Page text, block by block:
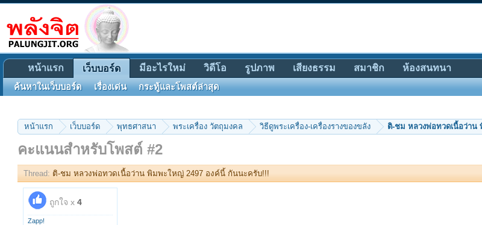
หน้าแรก เว็บบอร์ด พุทธศาสนา พระเครื่อง วัตถุมงคล วิธีดูพระเครื่อง-เครื่องรางของขลัง ติ-ชม หลวงพ่อทวดเนื้อว่า
คะแนนสำหรับโพสต์ #2
Thread: ติ-ชม หลวงพ่อทวดเนื้อว่าน พิมพะใหญ่ 2497 องค์นี้ กันนะครับ!!!
ถูกใจ x 4
Zapp!
หน้าแรก เว็บบอร์ด
ค้นหาในเว็บบอร์ด เรื่องเด่น กระทู้และโพสต์ล่าสุด
มีอะไรใหม่ วิดีโอ รูปภาพ เสียงธรรม สมาชิก ห้องสนทนา